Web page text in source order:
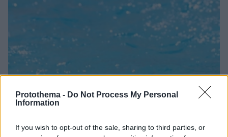
Protothema - Do Not Process My Personal
Information
If you wish to opt-out of the sale, sharing to third parties, or